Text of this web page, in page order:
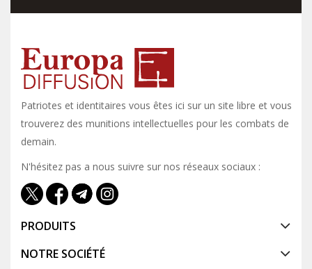
Patriotes et identitaires vous êtes ici sur un site libre et vous y
trouverez des munitions intellectuelles pour les combats de
demain.
N'hésitez pas a nous suivre sur nos réseaux sociaux :
PRODUITS
NOTRE SOCIÉTÉ